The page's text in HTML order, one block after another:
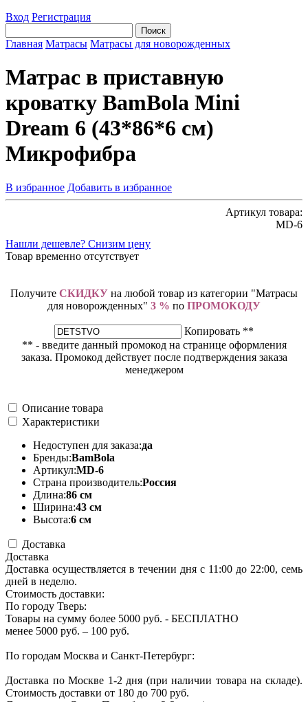
Вход Регистрация
Главная Матрасы Матрасы для новорожденных
Матрас в приставную
кроватку BamBola Mini
Dream 6 (43*86*6 см)
Микрофибра
В избранное Добавить в избранное
Артикул товара:
MD-6
Нашли дешевле? Снизим цену
Товар временно отсутствует
Получите СКИДКУ на любой товар из категории "Матрасы
для новорожденных" 3 % по ПРОМОКОДУ
Копировать **
** - введите данный промокод на странице оформления
заказа. Промокод действует после подтверждения заказа
менеджером
Описание товара
Характеристики
Недоступен для заказа:да
Бренды:BamBola
Артикул:MD-6
Страна производитель:Россия
Длина:86 см
Ширина:43 см
Высота:6 см
Доставка
Доставка
Доставка осуществляется в течении дня с 11:00 до 22:00, семь
дней в неделю.
Стоимость доставки:
По городу Тверь:
Товары на сумму более 5000 руб. - БЕСПЛАТНО
менее 5000 руб. – 100 руб.
По городам Москва и Санкт-Петербург:
Доставка по Москве 1-2 дня (при наличии товара на складе).
Стоимость доставки от 180 до 700 руб.